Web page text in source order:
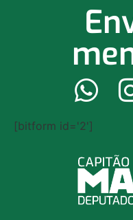
[bitform id='2']